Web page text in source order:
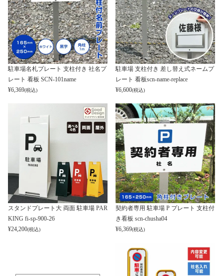
駐車場名札プレート 支柱付き 社名プ
レート 看板 SCN-101name
¥6,369(税込)
駐車場 支柱付き 差し替え式ネームプ
レート 看板scn-name-replace
¥6,600(税込)
スタンドプレート大 両面 駐車場 PAR
KING fi-sp-900-26
¥24,200(税込)
契約者専用 駐車場 P プレート 支柱付
き看板 scn-chusha04
¥6,369(税込)